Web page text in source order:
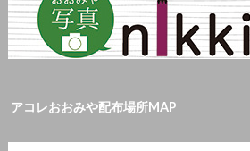
アコレおおみや配布場所MAP